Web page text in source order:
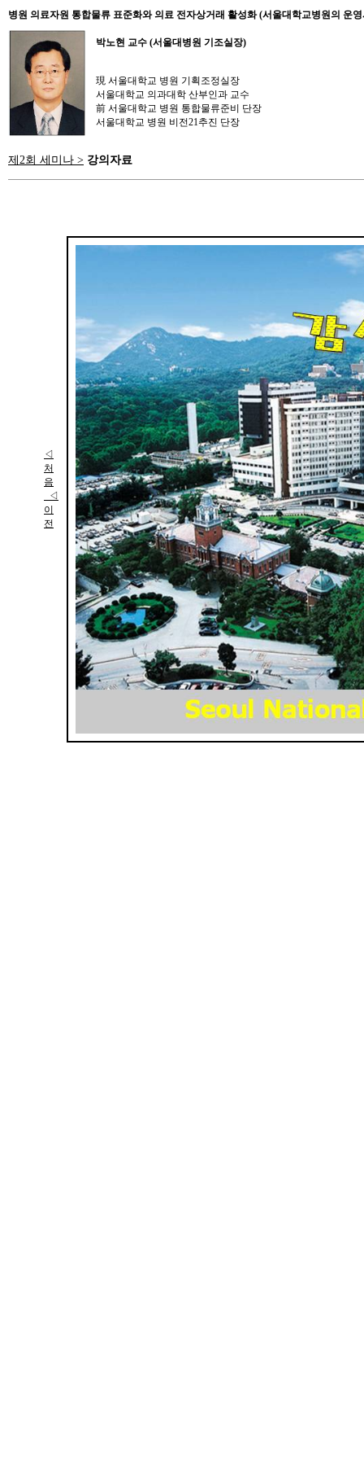
병원 의료자원 통합물류 표준화와 의료 전자상거래 활성화 (서울대학교병원의 운
박노현 교수 (서울대병원 기조실장)
現 서울대학교 병원 기획조정실장
서울대학교 의과대학 산부인과 교수
前 서울대학교 병원 통합물류준비 단장
서울대학교 병원 비전21추진 단장
제2회 세미나 > 강의자료
◁
처
음
◁
이
전